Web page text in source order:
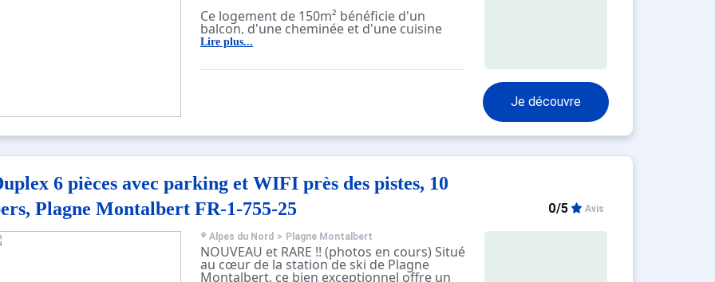
Les animaux ne sont pas admis,
Linge de lit et de toilette en sus
Ménage fin de séjour en option
prix de cette location. Si animaux de
Seuls les équipements mentionnés
spécifiquement dans cette annonce sont
présents. Un équipement non indiqué n'est
pas considéré comme présent.
Ce logement de 150m² bénéficie d'un
balcon, d'une cheminée et d'une cuisine
toute équipée. Des prestations
linge de toilette sont disponibles
Lire plus...
Je découvre
6 pièces avec parking et WIFI près des pistes, 10
Plagne Montalbert FR-1-755-25
0/5 Avis
Alpes du Nord > Plagne Montalbert
NOUVEAU et RARE !! (photos en cours) Situé
au cœur de la station de ski de Plagne
Montalbert, ce bien exceptionnel offre un